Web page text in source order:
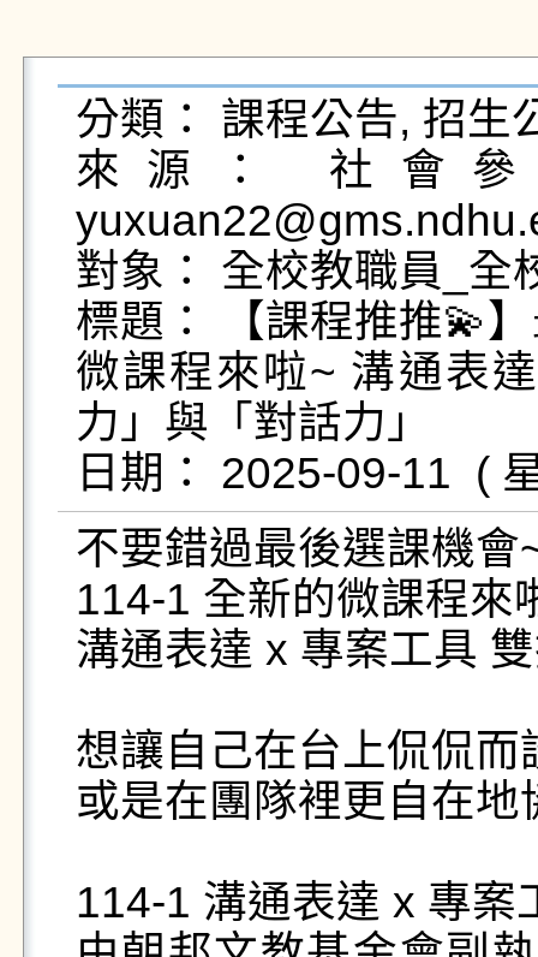
分類： 課程公告, 招生
來源： 社會
對象： 全校教職員_全
標題： 【課程推推💫
微課程來啦~ 溝通表
力」與「對話力」
不要錯過最後選課機會
114-1 全新的微課程來
溝通表達 x 專案工具
想讓自己在台上侃侃而
或是在團隊裡更自在地
114-1 溝通表達 x 專案